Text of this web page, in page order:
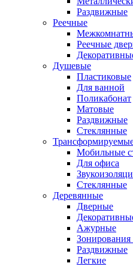
Раздвижные
Реечные
Реечные
Душевые
Пластиковые
Для ванной
Поликабонат
Матовые
Раздвижные
Стеклянные
Мобильные
Для офиса
Стеклянные
Деревянные
Дверные
Ажурные
Зонирования
Раздвижные
Легкие